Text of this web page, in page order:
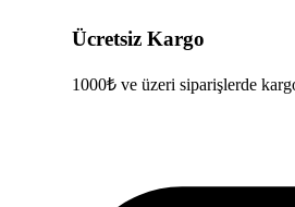
Ücretsiz Kargo
1000₺ ve üzeri siparişlerde